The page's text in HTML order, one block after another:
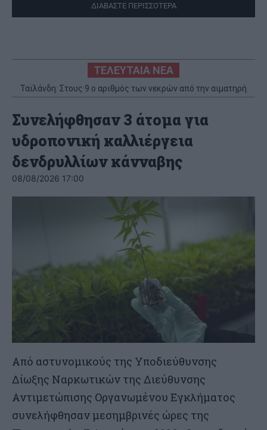
ΔΙΑΒΑΣΤΕ ΠΕΡΙΣΣΟΤΕΡΑ